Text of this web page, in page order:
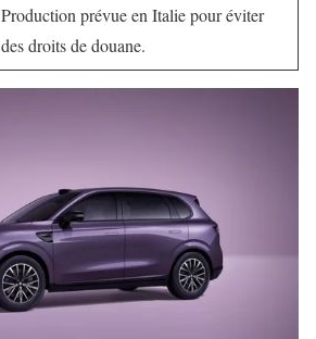
Production prévue en Italie pour éviter
des droits de douane.